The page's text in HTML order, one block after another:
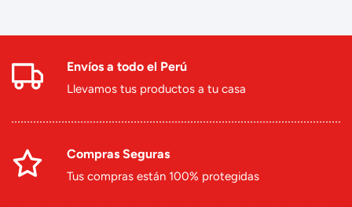
Envíos a todo el Perú
Llevamos tus productos a tu casa
Compras Seguras
Tus compras están 100% protegidas